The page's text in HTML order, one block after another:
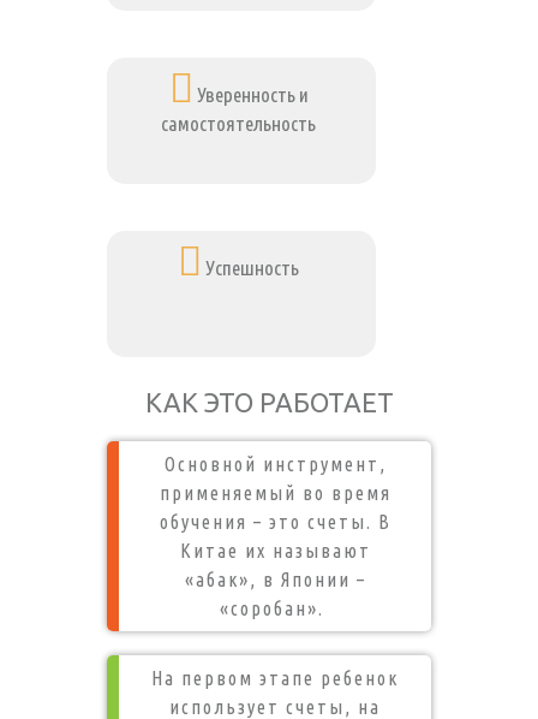
Уверенность и
самостоятельность
Успешность
КАК ЭТО РАБОТАЕТ
Основной инструмент,
применяемый во время
обучения – это счеты. В
Китае их называют
«абак», в Японии –
«соробан».
На первом этапе ребенок
использует счеты, на